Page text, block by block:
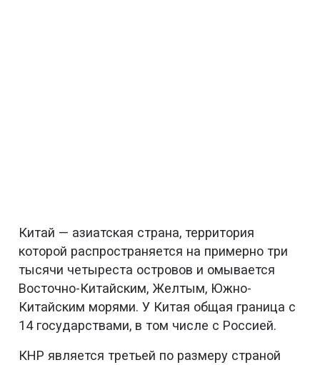
Китай — азиатская страна, территория
которой распространяется на примерно три
тысячи четыреста островов и омывается
Восточно-Китайским, Желтым, Южно-
Китайским морями. У Китая общая граница с
14 государствами, в том числе с Россией.
КНР является третьей по размеру страной